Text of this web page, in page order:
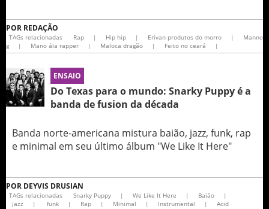
POR REDAÇÃO
TAGs relacionadas Rap | Hip hip | Erivan produtos do morro |
Manno
g
| Mano ála rapper | Maloca dragão | Feito no ceará |
ENSAIO
Do Texas para o mundo: Snarky Puppy é a
banda de fusion da década
Banda norte-americana mistura baião, jazz, funk, rap
e minimal em seu último álbum "We Like It Here"
POR DEYVIS DRUSIAN
TAGs relacionadas Snarky Puppy | We Like It Here | Baião
|
jazz
| funk | Rap | Minimal | Instrumental |
Acid